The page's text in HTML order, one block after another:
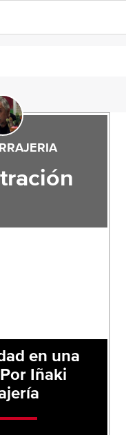
en una
Iñaki